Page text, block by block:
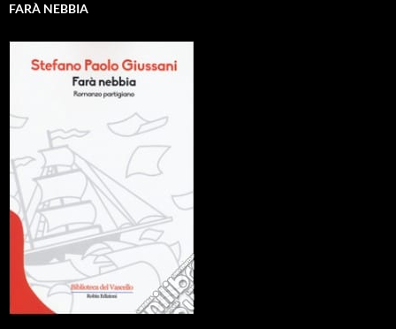
FARÀ NEBBIA